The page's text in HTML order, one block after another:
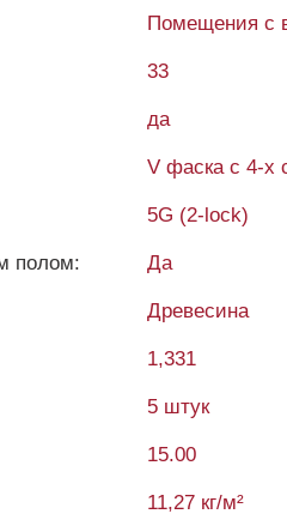
Помещения с
33
да
V фаска с 4-х
5G (2-lock)
полом: Да
Древесина
1,331
5 штук
15.00
11,27 кг/м²